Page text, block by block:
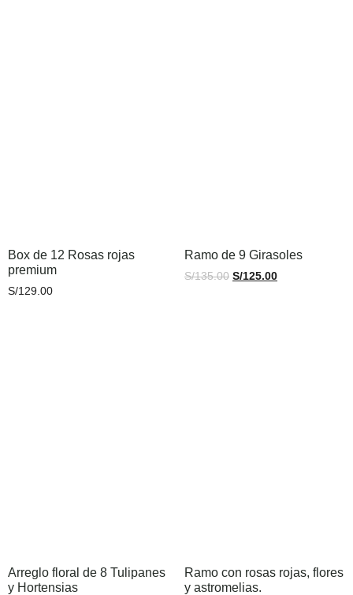
Box de 12 Rosas rojas
premium
S/129.00
Ramo de 9 Girasoles
S/135.00 S/125.00
Arreglo floral de 8 Tulipanes
y Hortensias
Ramo con rosas rojas, flores
y astromelias.